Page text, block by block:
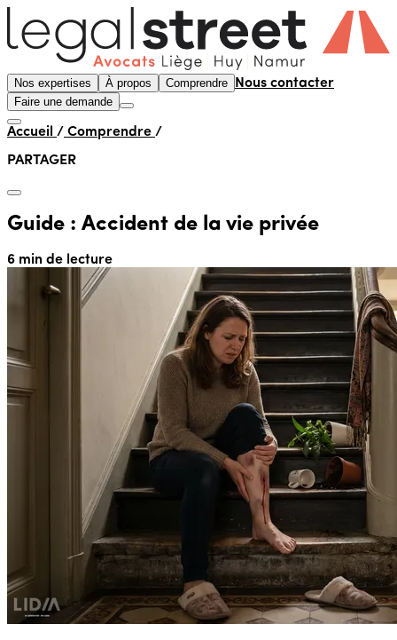
Nos expertises À propos Comprendre Nous contacter
Faire une demande
Accueil / Comprendre /
PARTAGER
Guide : Accident de la vie privée
6 min de lecture